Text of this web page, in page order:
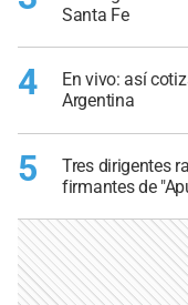
Santa Fe
4
En vivo: así
Argentina
5
Tres dirigentes
firmantes de